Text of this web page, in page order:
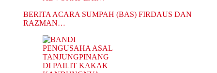
BERITA ACARA SUMPAH (BAS) FIRDAUS DAN
RAZMAN…